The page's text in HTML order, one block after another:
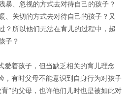
暴、忽视的方式去对待自己的孩子？
、关切的方式去对待自己的孩子？又
？所以他们无法在育儿的过程中，超
子？
着孩子，但当缺乏相关的育儿理念
，有时父母不能意识到自身行为对孩子
”的父母，也许他们儿时也是被如此对